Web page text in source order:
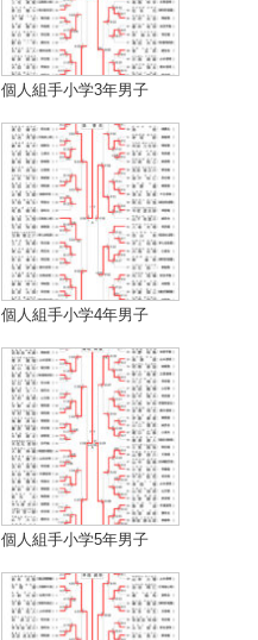
個人組手小学3年男子
個人組手小学4年男子
個人組手小学5年男子